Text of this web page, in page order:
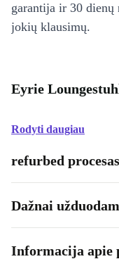
garantija ir 30 dienų
jokių klausimų.
Eyrie
Rodyti daugiau
refurbed procesas
Dažnai
Informacija apie